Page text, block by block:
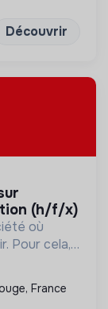
Découvrir
(h/f/x)
où
Pour cela,
tous.
France